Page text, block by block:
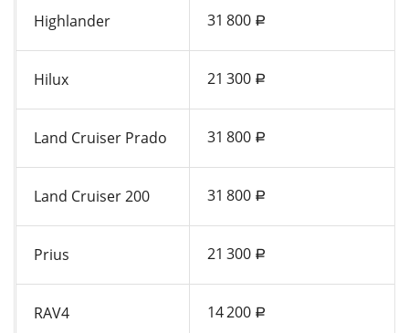
Highlander 31 800 a
Hilux 21 300 a
Land Cruiser Prado 31 800 a
Land Cruiser 200 31 800 a
Prius 21 300 a
RAV4 14 200 a